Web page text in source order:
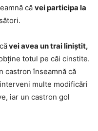
că vei participa la
vei avea un trai liniștit,
totul pe căi cinstite.
castron înseamnă că
multe modificări
iar un castron gol